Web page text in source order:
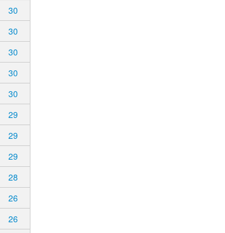
30
30
30
30
30
29
29
29
28
26
26